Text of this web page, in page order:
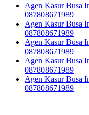
Agen Kasur Busa
087808671989
Agen Kasur Busa
087808671989
Agen Kasur Busa
087808671989
Agen Kasur Busa
087808671989
Agen Kasur Busa
087808671989